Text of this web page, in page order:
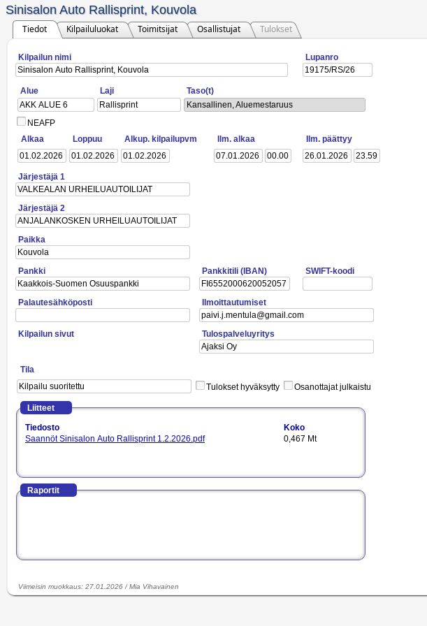
Sinisalon Auto Rallisprint, Kouvola
Tiedot Kilpailuluokat Toimitsijat Osallistujat Tulokset
Kilpailun nimi Lupanro
Alue Laji
Taso(t)
Kansallinen, Aluemestaruus
NEAFP
Alkaa
Loppuu Alkup. kilpailupvm Ilm. alkaa Ilm. päättyy
Järjestäjä 1
Järjestäjä 2
Paikka
Pankki Pankkitili (IBAN) SWIFT-koodi
Palautesähköposti Ilmoittautumiset
Kilpailun sivut Tulospalveluyritys
Tila
Tulokset hyväksytty
Osanottajat julkaistu
Liitteet
Tiedosto
Koko
Saannöt Sinisalon Auto Rallisprint 1.2.2026.pdf
0,467 Mt
Raportit
Viimeisin muokkaus: 27.01.2026 /Mia Vihavainen